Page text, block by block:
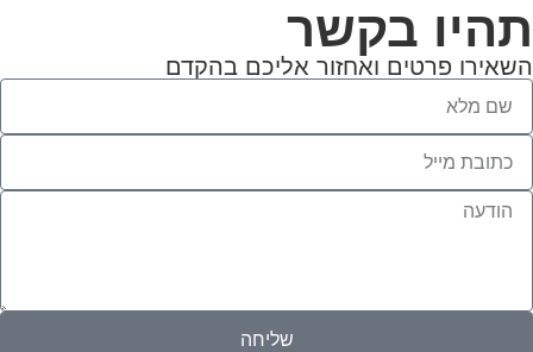
בקשר
פרטים ואחזור אליכם בהקדם
שליחה